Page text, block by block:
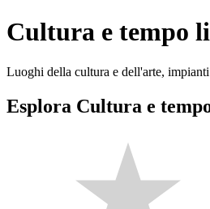
Cultura e tempo
Luoghi della cultura e dell'arte,
Esplora Cultura e